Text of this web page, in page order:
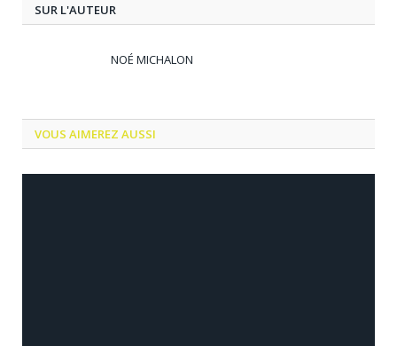
SUR L'AUTEUR
NOÉ MICHALON
VOUS AIMEREZ AUSSI